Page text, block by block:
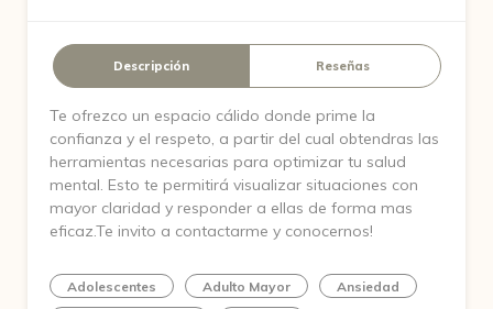
Descripción Reseñas
Te ofrezco un espacio cálido donde prime la
confianza y el respeto, a partir del cual obtendras las
herramientas necesarias para optimizar tu salud
mental. Esto te permitirá visualizar situaciones con
mayor claridad y responder a ellas de forma mas
eficaz.Te invito a contactarme y conocernos!
Adolescentes Adulto Mayor
Ansiedad